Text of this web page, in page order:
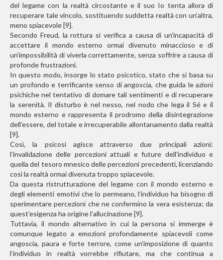
del legame con la realtà circostante e il suo Io tenta allora di
recuperare tale vincolo, sostituendo suddetta realtà con un’altra,
meno spiacevole [9].
Secondo Freud, la rottura si verifica a causa di un’incapacità di
accettare il mondo esterno ormai divenuto minaccioso e di
un’impossibilità di viverla correttamente, senza soffrire a causa di
profonde frustrazioni.
In questo modo, insorge lo stato psicotico, stato che si basa su
un profondo e terrificante senso di angoscia, che guida le azioni
psichiche nel tentativo di domare tali sentimenti e di recuperare
la serenità. Il disturbo è nel nesso, nel nodo che lega il Sé e il
mondo esterno e rappresenta il prodromo della disintegrazione
dell’essere, del totale e irrecuperabile allontanamento dalla realtà
[9].
Così, la psicosi agisce attraverso due principali azioni:
l’invalidazione delle percezioni attuali e future dell’individuo e
quella del tesoro mnesico delle percezioni precedenti, licenziando
così la realtà ormai divenuta troppo spiacevole.
Da questa ristrutturazione del legame con il mondo esterno e
degli elementi emotivi che lo permeano, l’individuo ha bisogno di
sperimentare percezioni che ne confermino la vera esistenza; da
quest’esigenza ha origine l’allucinazione [9].
Tuttavia, il mondo alternativo in cui la persona si immerge è
comunque legato a emozioni profondamente spiacevoli come
angoscia, paura e forte terrore, come un’imposizione di quanto
l’individuo in realtà vorrebbe rifiutare, ma che continua a